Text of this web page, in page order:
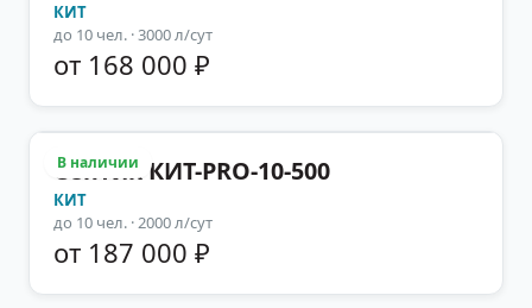
КИТ
до 10 чел. · 3000 л/сут
от 168 000 ₽
В наличии
Септик КИТ-PRO-10-500
КИТ
до 10 чел. · 2000 л/сут
от 187 000 ₽